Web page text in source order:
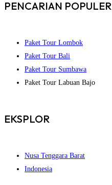
PENCARIAN POPULER
Paket Tour Lombok
Paket Tour Bali
Paket Tour Sumbawa
Paket Tour Labuan Bajo
EKSPLOR
Nusa Tenggara Barat
Indonesia